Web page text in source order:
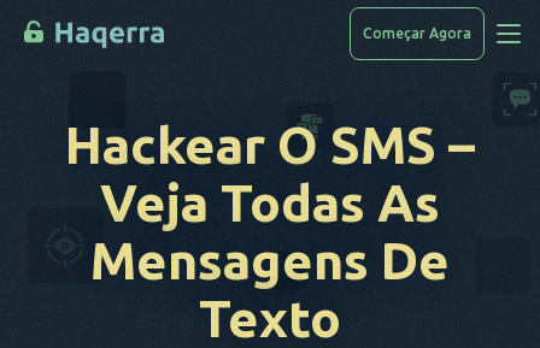
Acessar Dados
Como Hackear
Lista De Dispositivos
Perguntas Frequentes
Começar Agora
Hackear O SMS –
Veja Todas As
Mensagens De
Texto